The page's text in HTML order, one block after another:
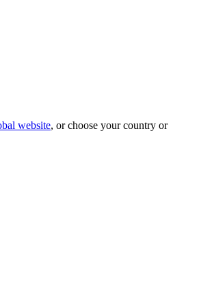
website, or choose your country or